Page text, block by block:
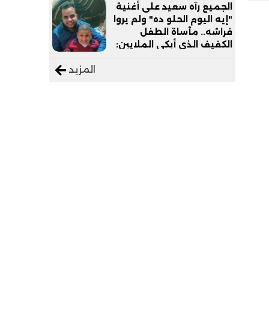
الجميع رآه سعيد على أغنية
"إيه اليوم الحلو ده" ولم يروا
فراشه.. مأساة الطفل
الكفيف الذي أبكى الملايين:
المزيد